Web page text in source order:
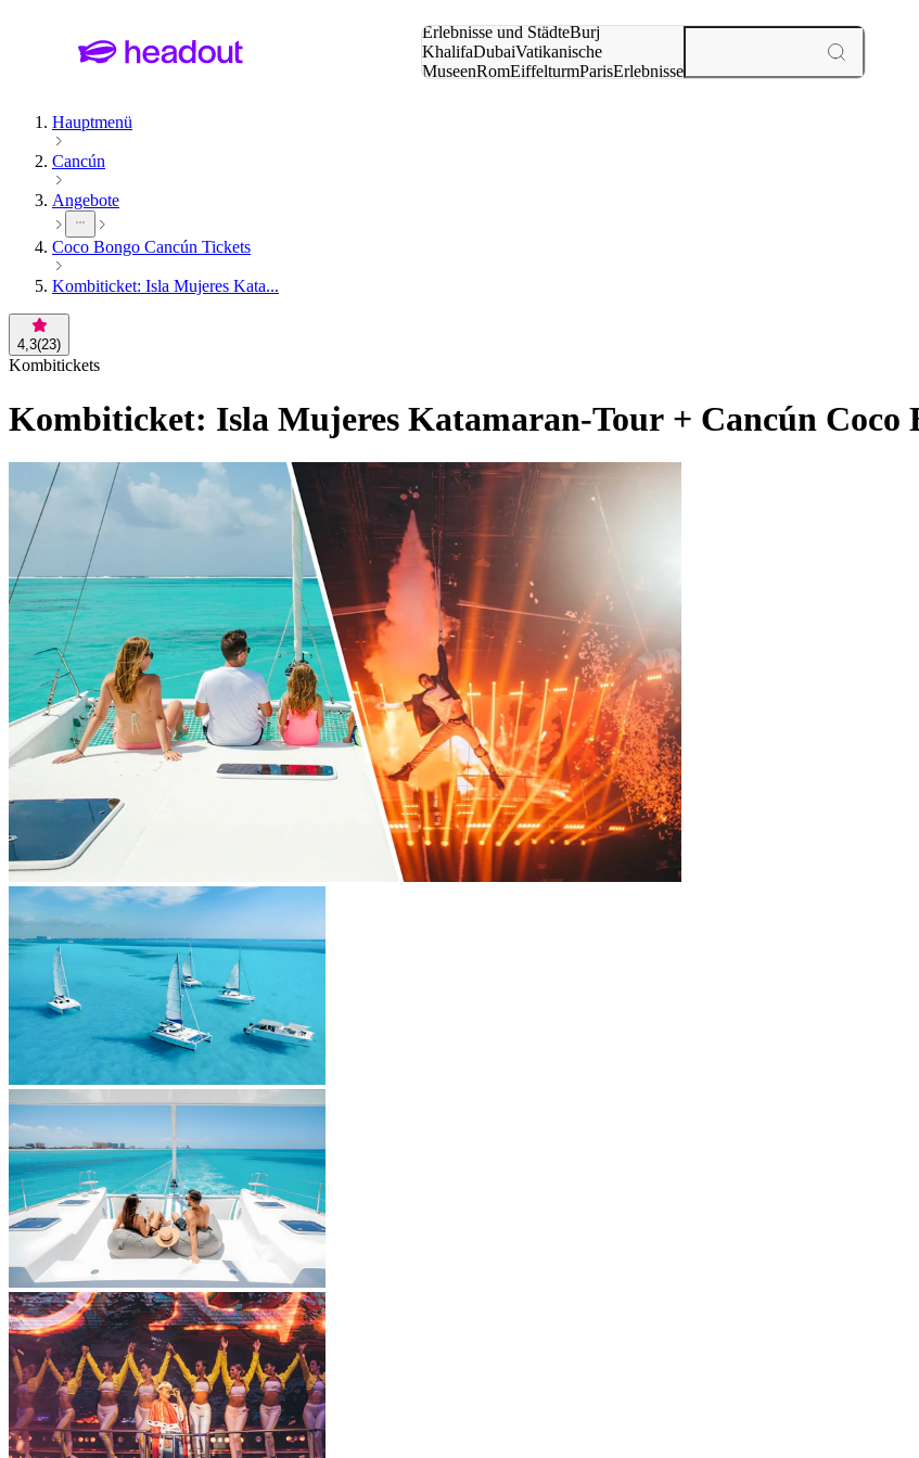
Erlebnisse und StädteBurj
KhalifaDubaiVatikanische
MuseenRomEiffelturmParisErlebnisse
Hauptmenü
Cancún
Angebote
Coco Bongo Cancún Tickets
Kombiticket: Isla Mujeres Kata...
4,3(23)
Kombitickets
Kombiticket: Isla Mujeres Katamaran-Tour + Cancún Coco